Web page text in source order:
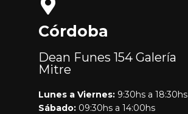
Córdoba
Dean Funes 154Galería
Mitre
Lunes a Viernes: 9:30hs a 18:30hs
Sábado: 09:30hs a 14:00hs